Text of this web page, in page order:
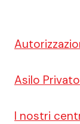
Asilo Privato
I nostri